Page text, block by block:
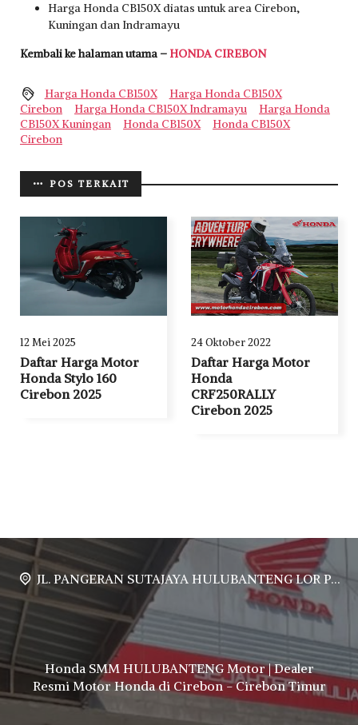
Harga Honda CB150X diatas untuk area Cirebon,
Kuningan dan Indramayu
Kembali ke halaman utama – HONDA CIREBON
Harga Honda CB150X
Harga Honda CB150X
Cirebon
Harga Honda CB150X Indramayu
Harga Honda
CB150X Kuningan
Honda CB150X
Honda CB150X
Cirebon
POS TERKAIT
12 Mei 2025
Daftar Harga Motor
Honda Stylo 160
Cirebon 2025
24 Oktober 2022
Daftar Harga Motor
Honda
CRF250RALLY
Cirebon 2025
JL. PANGERAN SUTAJAYA HULUBANTENG LOR PABUARAN CIREBON TIMUR, Ds. Babakan gebang cirebon Gebang udik cirebon Ciledug cirebon Karang wareng cirebon
Honda SMM HULUBANTENG Motor | Dealer
Resmi Motor Honda di Cirebon - Cirebon Timur